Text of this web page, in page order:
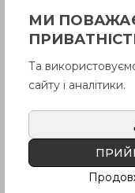
Кронштейн із
пластиною
кріплення, з
МИ
Та
сайту і аналітики.